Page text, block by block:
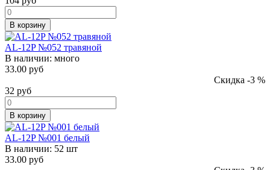
В корзину
AL-12P №052 травяной
В наличии: много
33.00 руб
Скидка -3 %
32 руб
В корзину
AL-12P №001 белый
В наличии: 52 шт
33.00 руб